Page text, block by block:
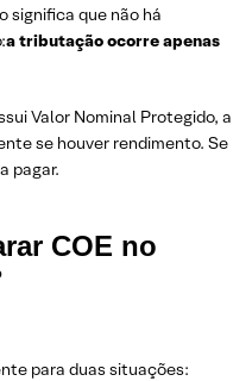
significa que não há
a tributação ocorre apenas
Valor Nominal Protegido, a
se houver rendimento. Se
pagar.
COE no
para duas situações: